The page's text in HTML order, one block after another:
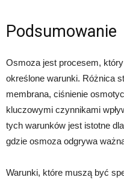
Podsumowanie
Osmoza jest procesem,
określone warunki. Różnica
membrana, ciśnienie
kluczowymi czynnikami
tych warunków jest istotne
gdzie osmoza odgrywa
Warunki, które muszą być